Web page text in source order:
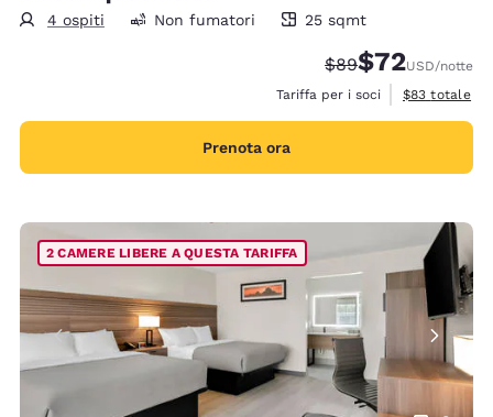
4 ospiti
25 metri quadri
Non fumatori 25 sqmt
Tariffa di barratura:
$89Tariffa
$72USD/notte
Tariffa per i soci
Visualizza i
$83 totale
Prenota ora
2 CAMERE LIBERE A QUESTA TARIFFA